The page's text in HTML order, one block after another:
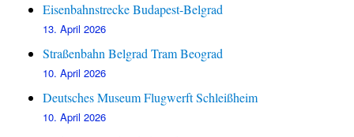
Eisenbahnstrecke Budapest-Belgrad
13. April 2026
Straßenbahn Belgrad Tram Beograd
10. April 2026
Deutsches Museum Flugwerft Schleißheim
10. April 2026